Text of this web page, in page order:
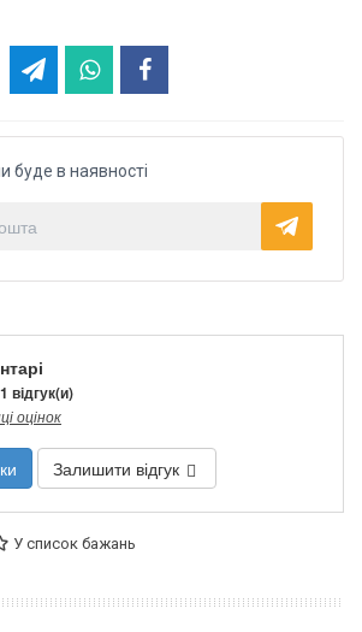
буде в наявності
відгук(и)
оцінок
Залишити відгук
У список бажань